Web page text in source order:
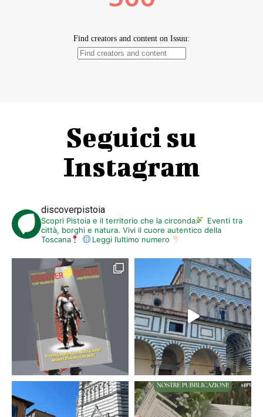
Seguici su
Instagram
discoverpistoia
Scopri Pistoia e il territorio che la circonda
Eventi tra
città, borghi e natura. Vivi il cuore autentico della
Toscana
Leggi l’ultimo numero